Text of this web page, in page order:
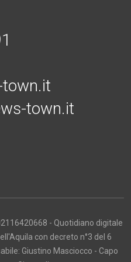
town.it
town.it
- Quotidiano digitale
con decreto n°3 del 6
Giustino Masciocco - Capo